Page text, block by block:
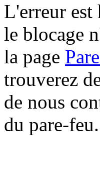
L'erreur est
le blocage
la page
trouverez
de nous
du pare-feu.